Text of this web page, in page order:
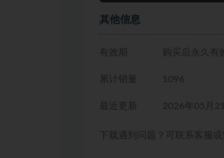
其他信息
有效期 购买后永久有
累计销量 1096
最近更新 2026年05月21
下载遇到问题？可联系客服或